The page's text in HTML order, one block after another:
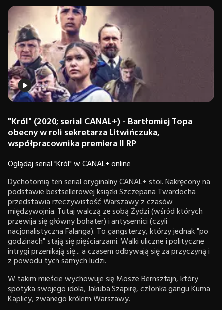
"Król" (2020; serial CANAL+) - Bartłomiej Topa
obecny w roli sekretarza Litwińczuka,
współpracownika premiera II RP
Oglądaj serial "Król" w CANAL+ online
Dychotomią ten serial oryginalny CANAL+ stoi. Nakręcony na
podstawie bestsellerowej książki Szczepana Twardocha
przedstawia rzeczywistość Warszawy z czasów
międzywojnia. Tutaj walczą ze sobą Żydzi (wśród których
przewija się główny bohater) i antysemici (czyli
nacjonalistyczna Falanga). To gangsterzy, którzy jednak "po
godzinach" stają się pięściarzami. Walki uliczne i polityczne
intrygi przenikają się... a czasem odbywają się za przyczyną i
z powodu tych samych ludzi.
W takim mieście wychowuje się Mosze Bernsztajn, który
spotyka swojego idola, Jakuba Szapirę, członka gangu Kuma
Kaplicy, zwanego królem Warszawy.